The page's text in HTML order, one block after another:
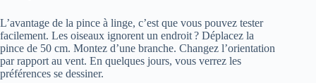
L’avantage de la pince à linge, c’est que vous pouvez tester
facilement. Les oiseaux ignorent un endroit ? Déplacez la
pince de 50 cm. Montez d’une branche. Changez l’orientation
par rapport au vent. En quelques jours, vous verrez les
préférences se dessiner.